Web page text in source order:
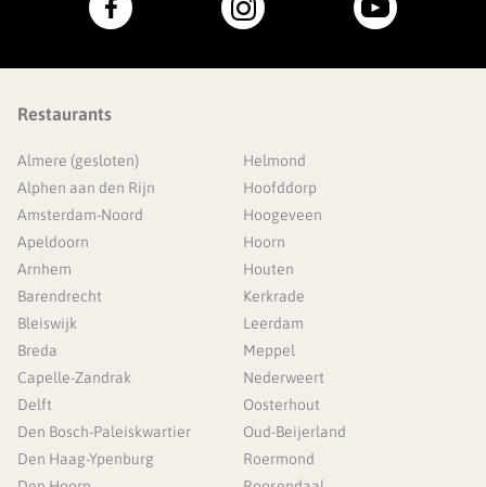
Restaurants
Almere (gesloten)
Alphen aan den Rijn
Amsterdam-Noord
Apeldoorn
Arnhem
Barendrecht
Bleiswijk
Breda
Capelle-Zandrak
Delft
Den Bosch-Paleiskwartier
Den Haag-Ypenburg
Helmond
Hoofddorp
Hoogeveen
Hoorn
Houten
Kerkrade
Leerdam
Meppel
Nederweert
Oosterhout
Oud-Beijerland
Roermond